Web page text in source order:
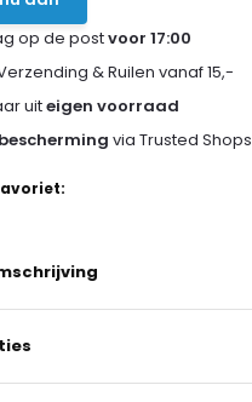
op de postvoor 17:00
& Ruilen vanaf 15,-
uiteigen voorraad
via Trusted Shops